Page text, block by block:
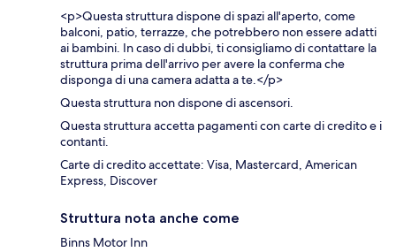
<p>Questa struttura dispone di spazi all'aperto, come
balconi, patio, terrazze, che potrebbero non essere adatti
ai bambini. In caso di dubbi, ti consigliamo di contattare la
struttura prima dell'arrivo per avere la conferma che
disponga di una camera adatta a te.</p>
Questa struttura non dispone di ascensori.
Questa struttura accetta pagamenti con carte di credito e i
contanti.
Carte di credito accettate: Visa, Mastercard, American
Express, Discover
Struttura nota anche come
Binns Motor Inn